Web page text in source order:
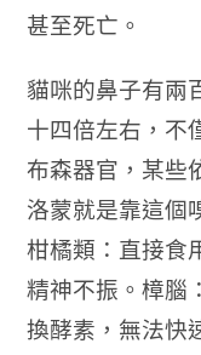
甚至死亡。
貓咪的鼻子有兩
十四倍左右，不
布森器官，某些
洛蒙就是靠這個
柑橘類：直接食
精神不振。樟腦
換酵素，無法快